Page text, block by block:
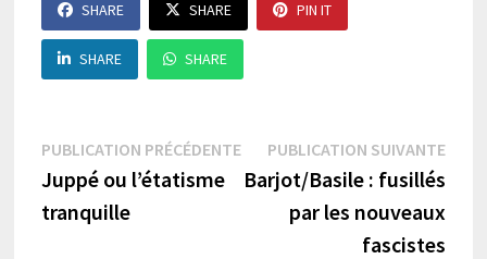
SHARE SHARE PIN IT
SHARE SHARE
Navigation
de
l’article
PUBLICATION PRÉCÉDENTEPublication
précédente :
Juppé ou l’étatisme
tranquille
PUBLICATION SUIVANTE
Barjot/Basile : fusillés
par les nouveaux
fascistes